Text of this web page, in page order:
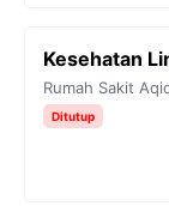
Kesehatan
Rumah Sakit
Ditutup